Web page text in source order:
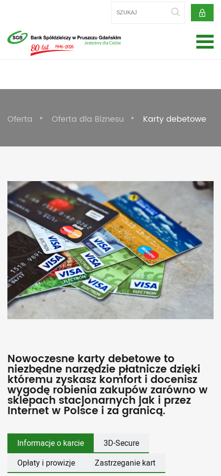
Oferta Oferta dla Biznesu Karty debetowe
Nowoczesne karty debetowe to
niezbędne narzędzie płatnicze dzięki
któremu zyskasz komfort i docenisz
wygodę robienia zakupów zarówno w
sklepach stacjonarnych jak i przez
Internet w Polsce i za granicą.
Informacje o karcie
3D-Secure
Opłaty i prowizje
Zastrzeganie kart